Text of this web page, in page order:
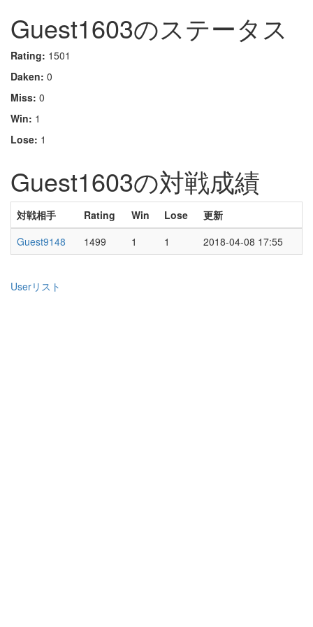
Guest1603のステータス
Rating: 1501
Daken: 0
Miss: 0
Win: 1
Lose: 1
Guest1603の対戦成績
対戦相手 Rating Win Lose
更新
Guest9148
1499 1 1 2018-04-08 17:55
Userリスト